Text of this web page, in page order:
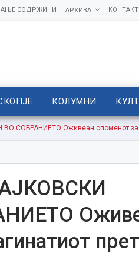
КОНТАКТ
АРХИВА
СОДРЖИНИ
КОЛУМНИ
СОБРАНИЕТО Оживеан споменот за